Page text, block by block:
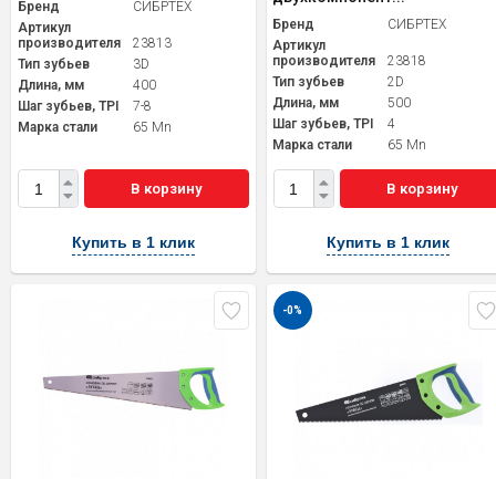
Бренд
СИБРТЕХ
Артикул
производителя
23813
Тип зубьев
3D
Длина, мм
400
Шаг зубьев, TPI
7-8
Марка стали
65 Mn
В корзину
Купить в 1 клик
Бренд
СИБРТЕХ
Артикул
производителя
23818
Тип зубьев
2D
Длина, мм
500
Шаг зубьев, TPI
4
Марка стали
65 Mn
В корзину
Купить в 1 клик
-0%